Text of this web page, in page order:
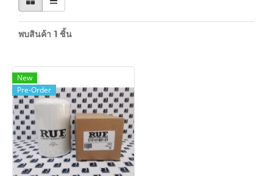
พบสินค้า 1 ชิ้น
New
Pre-Order